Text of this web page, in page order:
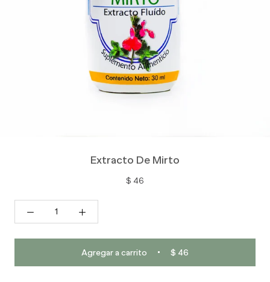
Extracto De Mirto
$ 46
Agregar a carrito $ 46